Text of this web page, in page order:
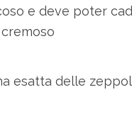
e deve poter
esatta delle